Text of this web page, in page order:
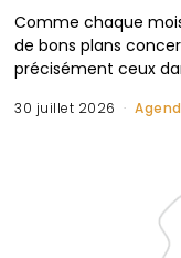
Comme chaque
de bons plans
précisément ceux
30 juillet 2026